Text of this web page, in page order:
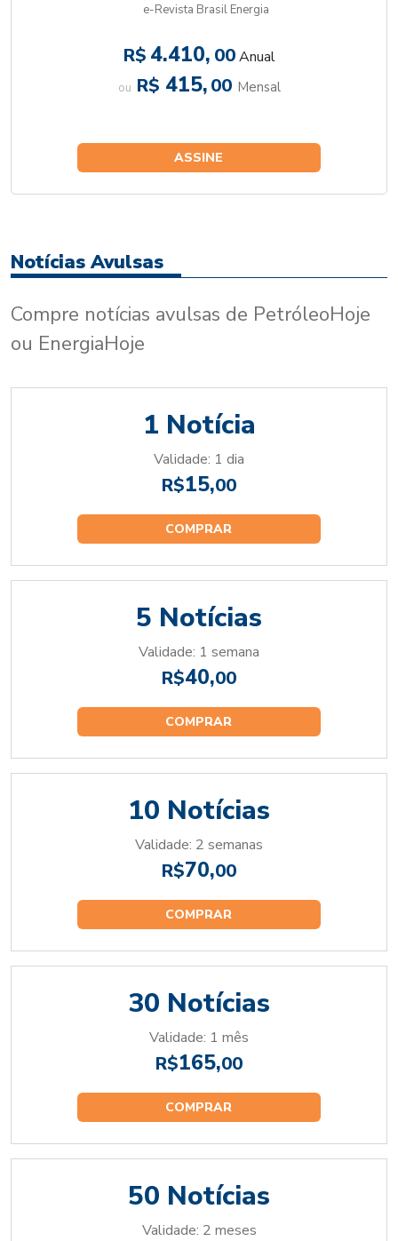
e-Revista Brasil Energia
R$ 4.410, 00 Anual
ou R$ 415,00 Mensal
ASSINE
Notícias Avulsas
Compre notícias avulsas de PetróleoHoje
ou EnergiaHoje
1 Notícia
Validade: 1 dia
R$15,00
COMPRAR
5 Notícias
Validade: 1 semana
R$40,00
COMPRAR
10 Notícias
Validade: 2 semanas
R$70,00
COMPRAR
30 Notícias
Validade: 1 mês
R$165,00
COMPRAR
50 Notícias
Validade: 2 meses